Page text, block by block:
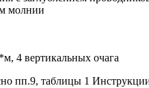
молнии
4 вертикальных очага
пп.9, таблицы 1